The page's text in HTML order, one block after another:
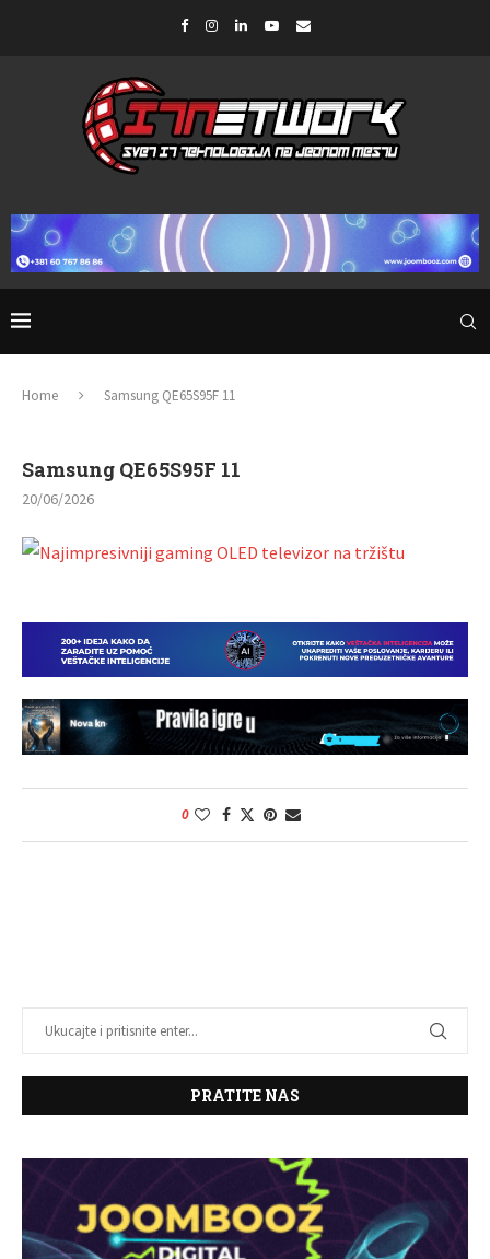
Home Samsung QE65S95F 11
Samsung QE65S95F 11
20/06/2026
0
PRATITE NAS